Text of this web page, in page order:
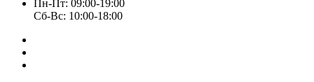
Пн-Пт: 09:00-19:00
Сб-Вс: 10:00-18:00